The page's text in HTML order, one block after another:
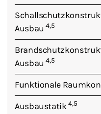
Ausbau4,5
Ausbau4,5
Funktionale
Ausbaustatik4,5